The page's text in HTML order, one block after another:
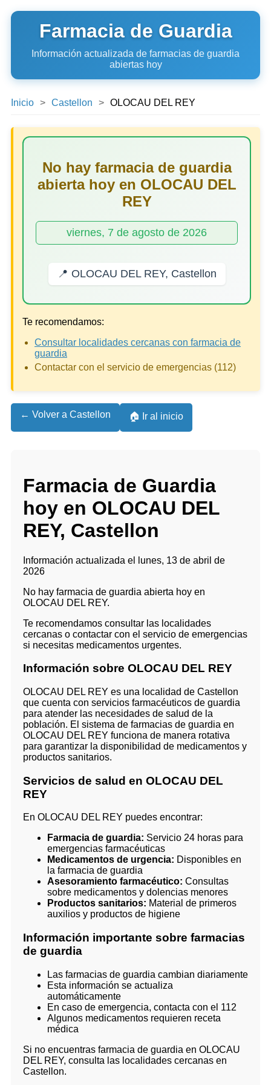
Farmacia de Guardia
Información actualizada de farmacias de guardia
abiertas hoy
Inicio Castellon OLOCAU DEL REY
No hay farmacia de guardia
abierta hoy en OLOCAU DEL
REY
viernes, 7 de agosto de 2026
📍 OLOCAU DEL REY, Castellon
Te recomendamos:
Consultar localidades cercanas con farmacia de
guardia
Contactar con el servicio de emergencias (112)
← Volver a Castellon 🏠 Ir al inicio
Farmacia de Guardia
hoy en OLOCAU DEL
REY, Castellon
Información actualizada el lunes, 13 de abril de
2026
No hay farmacia de guardia abierta hoy en
OLOCAU DEL REY.
Te recomendamos consultar las localidades
cercanas o contactar con el servicio de emergencias
si necesitas medicamentos urgentes.
Información sobre OLOCAU DEL REY
OLOCAU DEL REY es una localidad de Castellon
que cuenta con servicios farmacéuticos de guardia
para atender las necesidades de salud de la
población. El sistema de farmacias de guardia en
OLOCAU DEL REY funciona de manera rotativa
para garantizar la disponibilidad de medicamentos y
productos sanitarios.
Servicios de salud en OLOCAU DEL
REY
En OLOCAU DEL REY puedes encontrar:
Farmacia de guardia: Servicio 24 horas para
emergencias farmacéuticas
Medicamentos de urgencia: Disponibles en
la farmacia de guardia
Asesoramiento farmacéutico: Consultas
sobre medicamentos y dolencias menores
Productos sanitarios: Material de primeros
auxilios y productos de higiene
Información importante sobre farmacias
de guardia
Las farmacias de guardia cambian diariamente
Esta información se actualiza
automáticamente
En caso de emergencia, contacta con el 112
Algunos medicamentos requieren receta
médica
Si no encuentras farmacia de guardia en OLOCAU
DEL REY, consulta las localidades cercanas en
Castellon.